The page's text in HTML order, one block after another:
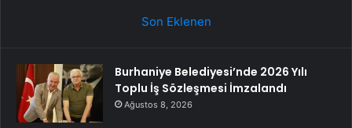
Son Eklenen
Burhaniye Belediyesi’nde 2026 Yılı
Toplu İş Sözleşmesi İmzalandı
Ağustos 8, 2026